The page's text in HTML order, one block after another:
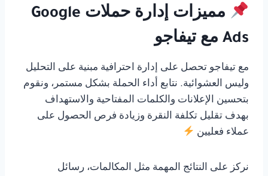
مميزات إدارة حملات Google
Ads مع تيفاجو
مع تيفاجو تحصل على إدارة احترافية مبنية على التحليل
وليس العشوائية. نتابع أداء الحملة بشكل مستمر، ونقوم
بتحسين الإعلانات والكلمات المفتاحية والاستهداف
بهدف تقليل تكلفة النقرة وزيادة فرص الحصول على
عملاء فعليين
نركز على النتائج المهمة مثل المكالمات، رسائل